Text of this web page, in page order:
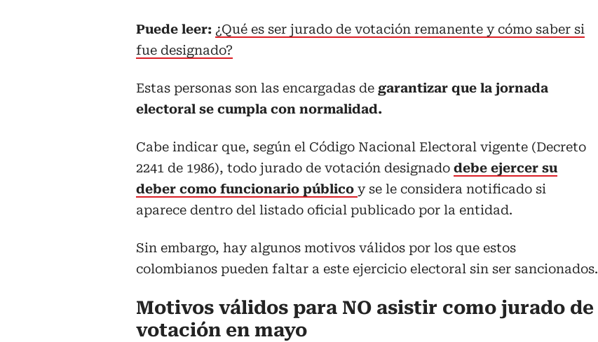
Puede leer: ¿Qué es ser jurado de votación remanente y cómo saber si
fue designado?
Estas personas son las encargadas de garantizar que la jornada
electoral se cumpla con normalidad.
Cabe indicar que, según el Código Nacional Electoral vigente (Decreto
2241 de 1986), todo jurado de votación designado debe ejercer su
deber como funcionario público y se le considera notificado si
aparece dentro del listado oficial publicado por la entidad.
Sin embargo, hay algunos motivos válidos por los que estos
colombianos pueden faltar a este ejercicio electoral sin ser sancionados.
Motivos válidos para NO asistir como jurado de
votación en mayo